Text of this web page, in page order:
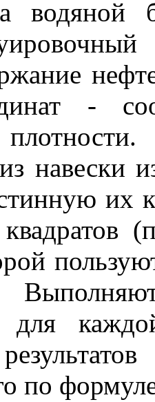
водяной
-
навески
их
для
по